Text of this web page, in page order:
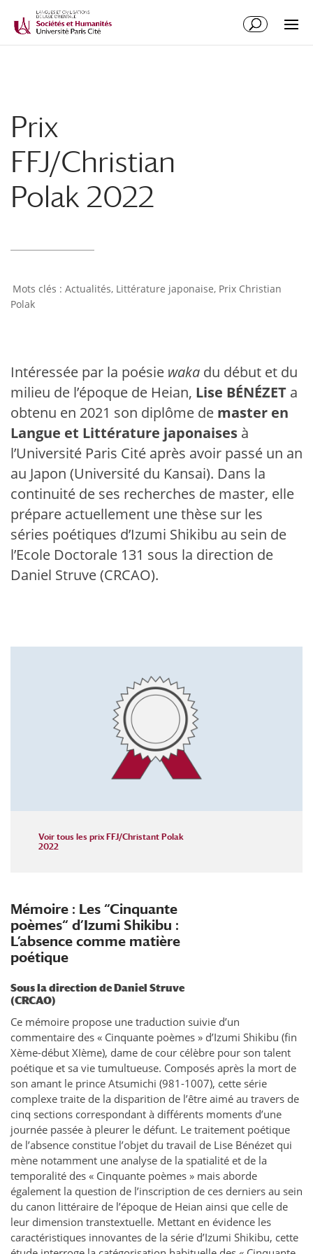
Prix
FFJ/Christian
Polak 2022
Actualités, Littérature japonaise, Prix Christian
Polak
Intéressée par la poésie waka du début et du
milieu de l’époque de Heian, Lise BÉNÉZET a
obtenu en 2021 son diplôme de master en
Langue et Littérature japonaises à
l’Université Paris Cité après avoir passé un an
au Japon (Université du Kansai). Dans la
continuité de ses recherches de master, elle
prépare actuellement une thèse sur les
séries poétiques d’Izumi Shikibu au sein de
l’Ecole Doctorale 131 sous la direction de
Daniel Struve (CRCAO).
Voir tous les prix FFJ/Christant Polak
2022
Mémoire : Les “Cinquante
poèmes“ d’Izumi Shikibu :
L’absence comme matière
poétique
Sous la direction de Daniel Struve
(CRCAO)
Ce mémoire propose une traduction suivie d’un
commentaire des « Cinquante poèmes » d’Izumi Shikibu (fin
Xème-début XIème), dame de cour célèbre pour son talent
poétique et sa vie tumultueuse. Composés après la mort de
son amant le prince Atsumichi (981-1007), cette série
complexe traite de la disparition de l’être aimé au travers de
cinq sections correspondant à différents moments d’une
journée passée à pleurer le défunt. Le traitement poétique
de l’absence constitue l’objet du travail de Lise Bénézet qui
mène notamment une analyse de la spatialité et de la
temporalité des « Cinquante poèmes » mais aborde
également la question de l’inscription de ces derniers au sein
du canon littéraire de l’époque de Heian ainsi que celle de
leur dimension transtextuelle. Mettant en évidence les
caractéristiques innovantes de la série d’Izumi Shikibu, cette